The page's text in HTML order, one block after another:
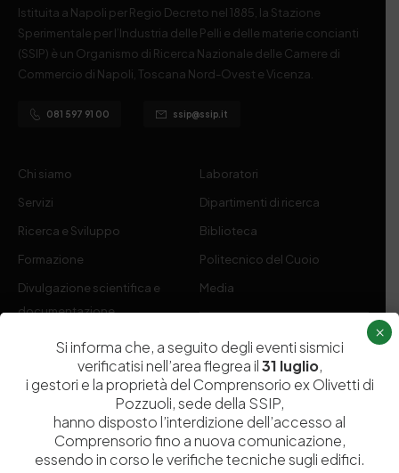
Istituita a Napoli per Regio Decreto nel 1885, la Stazione
Sperimentale per l’Industria delle Pelli e delle materie concianti
(SSIP) è un Organismo di Ricerca Nazionale delle Camere di
Commercio di Napoli, Toscana Nord-Ovest e Vicenza.
081 597 91 00 ssip@ssip.it
Chi siamo
Servizi
Ricerca e Sviluppo
Formazione
Divulgazione scientifica e
documentazione
Contribuenti
Laboratori
Dipartimenti di ricerca
Biblioteca
Politecnico del Cuoio
Media
Amministrazione Trasparente
Codice fiscale e Partita Iva07936981211
Si informa che, a seguito degli eventi sismici
verificatisi nell’area flegrea il31 luglio,
i gestori e la proprietà del Comprensorio ex Olivetti di
Pozzuoli, sede della SSIP,
hanno disposto l’interdizione dell’accesso al
Comprensorio fino a nuova comunicazione,
essendo in corso le verifiche tecniche sugli edifici.
×